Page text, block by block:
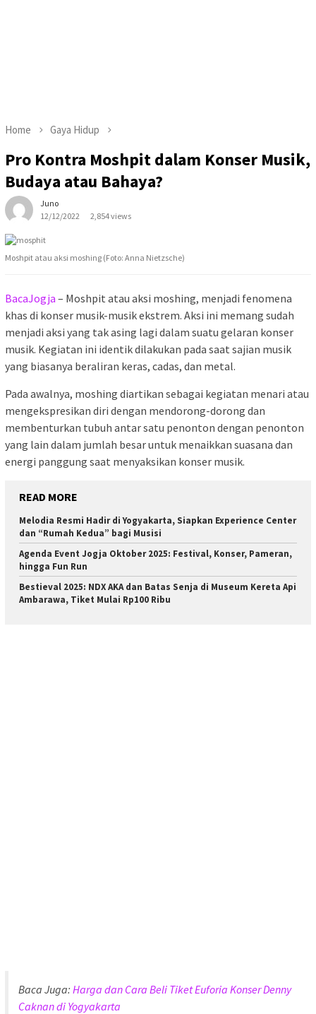
Home Gaya Hidup
Pro Kontra Moshpit dalam Konser Musik,
Budaya atau Bahaya?
Juno
12/12/2022
2,854 views
Moshpit atau aksi moshing (Foto: Anna Nietzsche)
BacaJogja – Moshpit atau aksi moshing, menjadi fenomena
khas di konser musik-musik ekstrem. Aksi ini memang sudah
menjadi aksi yang tak asing lagi dalam suatu gelaran konser
musik. Kegiatan ini identik dilakukan pada saat sajian musik
yang biasanya beraliran keras, cadas, dan metal.
Pada awalnya, moshing diartikan sebagai kegiatan menari atau
mengekspresikan diri dengan mendorong-dorong dan
membenturkan tubuh antar satu penonton dengan penonton
yang lain dalam jumlah besar untuk menaikkan suasana dan
energi panggung saat menyaksikan konser musik.
READ MORE
Melodia Resmi Hadir di Yogyakarta, Siapkan Experience Center
dan “Rumah Kedua” bagi Musisi
Agenda Event Jogja Oktober 2025: Festival, Konser, Pameran,
hingga Fun Run
Bestieval 2025: NDX AKA dan Batas Senja di Museum Kereta Api
Ambarawa, Tiket Mulai Rp100 Ribu
Baca Juga: Harga dan Cara Beli Tiket Euforia Konser Denny
Caknan di Yogyakarta